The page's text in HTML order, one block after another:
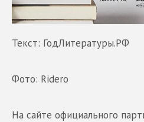
Текст: ГодЛитературы.РФ
Фото: Ridero
На сайте официального